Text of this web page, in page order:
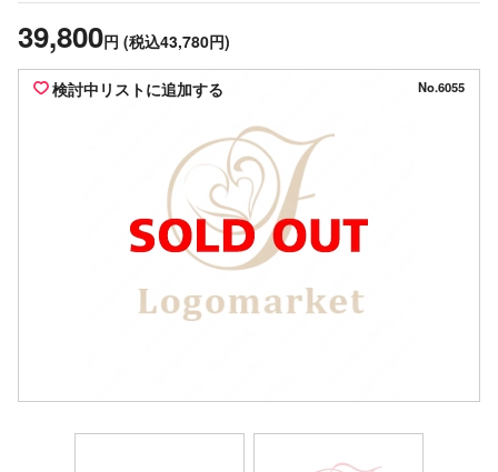
39,800円 (税込43,780円)
検討中リストに追加する No.6055